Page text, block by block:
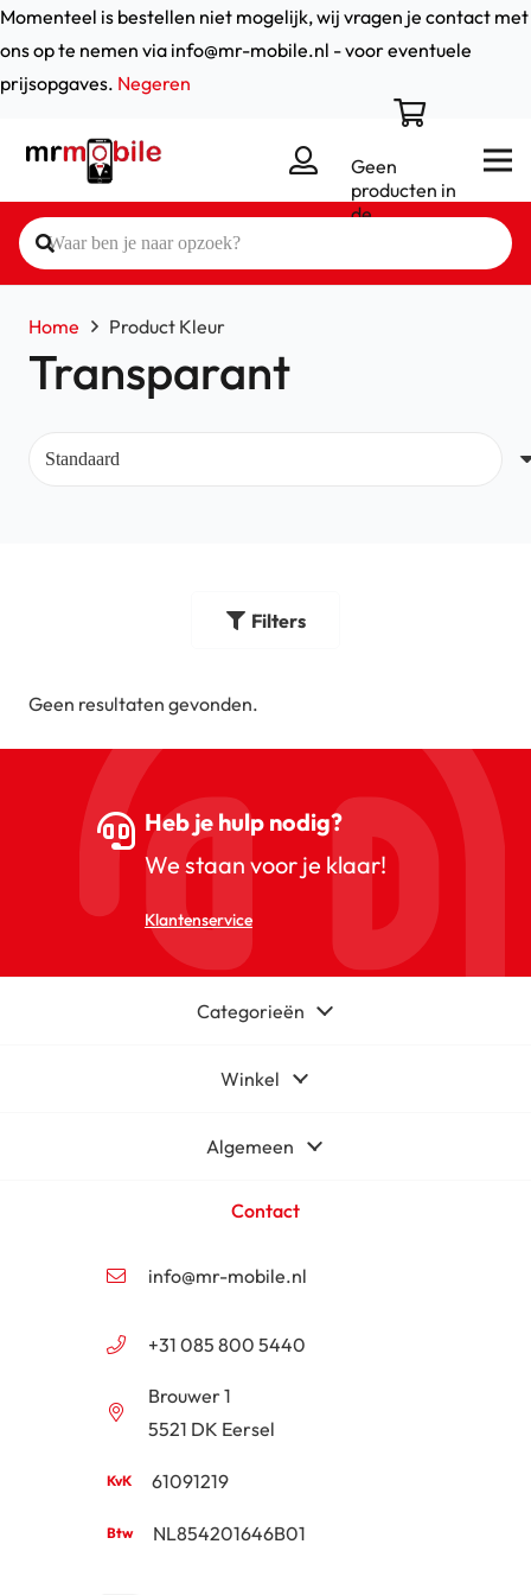
Momenteel is bestellen niet mogelijk, wij vragen je contact met
ons op te nemen via info@mr-mobile.nl - voor eventuele
prijsopgaves. Negeren
Geen
producten in
de
Home Product Kleur
Transparant
Filters
Geen resultaten gevonden.
Heb je hulp nodig?
We staan voor je klaar!
Klantenservice
Categorieën
Winkel
Algemeen
Contact
info@mr-mobile.nl
+31 085 800 5440
Brouwer 1
5521 DK Eersel
61091219
NL854201646B01